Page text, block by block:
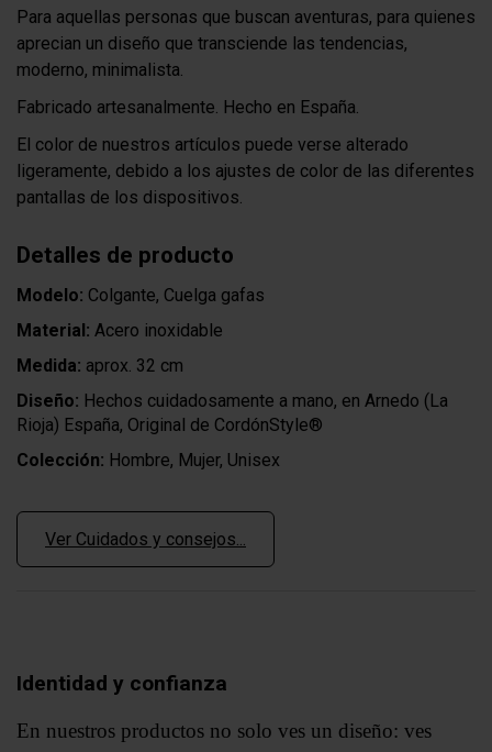
Para aquellas personas que buscan aventuras, para quienes
aprecian un diseño que transciende las tendencias,
moderno, minimalista.
Fabricado artesanalmente. Hecho en España.
El color de nuestros artículos puede verse alterado
ligeramente, debido a los ajustes de color de las diferentes
pantallas de los dispositivos.
Detalles de producto
Modelo: Colgante, Cuelga gafas
Material: Acero inoxidable
Medida: aprox. 32 cm
Diseño: Hechos cuidadosamente a mano, en Arnedo (La
Rioja) España, Original de CordónStyle®
Colección: Hombre, Mujer, Unisex
Ver Cuidados y consejos...
Identidad y confianza
En nuestros productos no solo ves un diseño: ves